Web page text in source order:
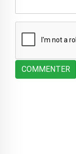
COMMENTER